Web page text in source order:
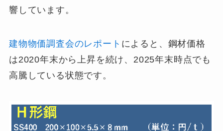
響しています。
建物物価調査会のレポート によると、鋼材価格
は2020年末から上昇を続け、2025年末時点でも
高騰している状態です。